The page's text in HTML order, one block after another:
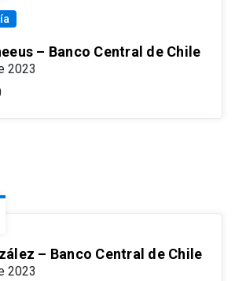
– Banco Central de Chile
2023
– Banco Central de Chile
2023